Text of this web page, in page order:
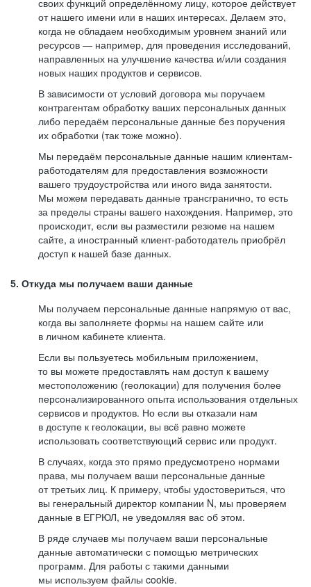
своих функций определённому лицу, которое действует
от нашего имени или в наших интересах. Делаем это,
когда не обладаем необходимым уровнем знаний или
ресурсов — например, для проведения исследований,
направленных на улучшение качества и/или создания
новых наших продуктов и сервисов.
В зависимости от условий договора мы поручаем
контрагентам обработку ваших персональных данных
либо передаём персональные данные без поручения
их обработки (так тоже можно).
Мы передаём персональные данные нашим клиентам-
работодателям для предоставления возможности
вашего трудоустройства или иного вида занятости.
Мы можем передавать данные трансгранично, то есть
за пределы страны вашего нахождения. Например, это
происходит, если вы разместили резюме на нашем
сайте, а иностранный клиент-работодатель приобрёл
доступ к нашей базе данных.
5. Откуда мы получаем ваши данные
Мы получаем персональные данные напрямую от вас,
когда вы заполняете формы на нашем сайте или
в личном кабинете клиента.
Если вы пользуетесь мобильным приложением,
то вы можете предоставлять нам доступ к вашему
местоположению (геолокации) для получения более
персонализированного опыта использования отдельных
сервисов и продуктов. Но если вы отказали нам
в доступе к геолокации, вы всё равно можете
использовать соответствующий сервис или продукт.
В случаях, когда это прямо предусмотрено нормами
права, мы получаем ваши персональные данные
от третьих лиц. К примеру, чтобы удостовериться, что
вы генеральный директор компании N, мы проверяем
данные в ЕГРЮЛ, не уведомляя вас об этом.
В ряде случаев мы получаем ваши персональные
данные автоматически с помощью метрических
программ. Для работы с такими данными
мы используем файлы cookie.